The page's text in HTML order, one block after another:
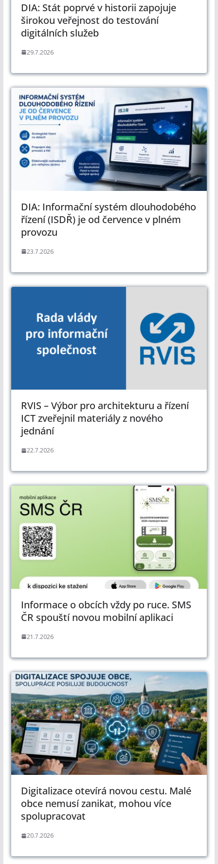
DIA: Stát poprvé v historii zapojuje
širokou veřejnost do testování
digitálních služeb
29.7.2026
DIA: Informační systém dlouhodobého
řízení (ISDŘ) je od července v plném
provozu
23.7.2026
RVIS – Výbor pro architekturu a řízení
ICT zveřejnil materiály z nového
jednání
22.7.2026
Informace o obcích vždy po ruce. SMS
ČR spouští novou mobilní aplikaci
21.7.2026
Digitalizace otevírá novou cestu. Malé
obce nemusí zanikat, mohou více
spolupracovat
20.7.2026